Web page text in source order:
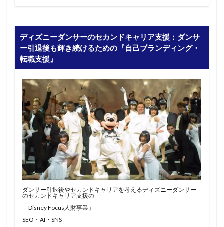
ディズニーダンサーのセカンドキャリア支援：ダンサ
ー引退後も輝き続けるための『自己ブランディング・
転職支援』
ダンサー引退後やセカンドキャリアを考えるディズニーダンサー
のセカンドキャリア支援の
「Disney Focus人財事業」
SEO・AI・SNS